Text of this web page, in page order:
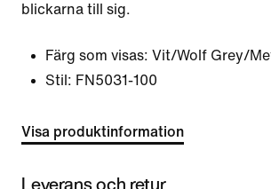
blickarna till sig.
Färg som visas: Vit/Wolf Grey/
Stil: FN5031-100
Visa produktinformation
Leverans och retur